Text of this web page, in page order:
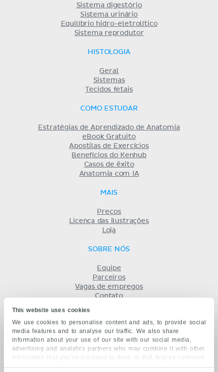
This website uses cookies
We use cookies to personalise content and ads, to provide social
media features and to analyse our traffic. We also share
information about your use of our site with our social media,
advertising and analytics partners who may combine it with other
information that you’ve provided to them or that they’ve collected
from your use of their services.
Sistema digestório
Sistema urinário
Equilíbrio hidro-eletrolítico
Sistema reprodutor
HISTOLOGIA
Geral
Sistemas
Tecidos fetais
COMO ESTUDAR
Estratégias de Aprendizado de Anatomia
eBook Gratuito
Apostilas de Exercícios
Benefícios do Kenhub
Casos de êxito
Anatomia com IA
MAIS
Preços
Licença das ilustrações
Loja
SOBRE NÓS
Equipe
Parceiros
Vagas de empregos
Contato
Privacidade
KENHUB EM...
English